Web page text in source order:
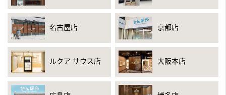
中京テレビ「それって！？実際どうなの課」
「スマホ１つで家の不用品を全部売ったら、いくらになるの
か？」のコーナー
2021年5月14日放送
テレビ東京「所さんの学校では教えてくれないそこんトコロ」
2021年5月10日公開
名古屋店 京都店
ルクア サウス店 大阪本店